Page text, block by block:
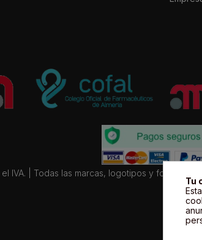
IVA. | Todas las marcas, logotipos y fotos de
Tu